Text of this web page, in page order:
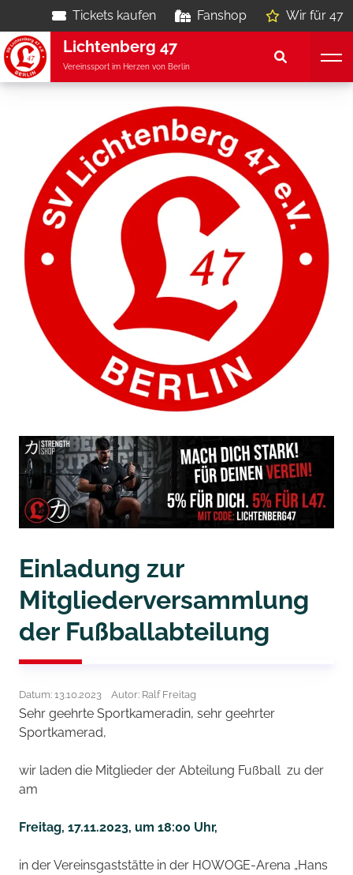
Tickets kaufen Fanshop Wir für 47
Lichtenberg 47
Vereinssport im Herzen von Berlin
Einladung zur
Mitgliederversammlung
der Fußballabteilung
Datum: 13.10.2023 Autor: Ralf Freitag
Sehr geehrte Sportkameradin, sehr geehrter
Sportkamerad,
wir laden die Mitglieder der Abteilung Fußball zu der
am
Freitag, 17.11.2023, um 18:00 Uhr,
in der Vereinsgaststätte in der HOWOGE-Arena „Hans